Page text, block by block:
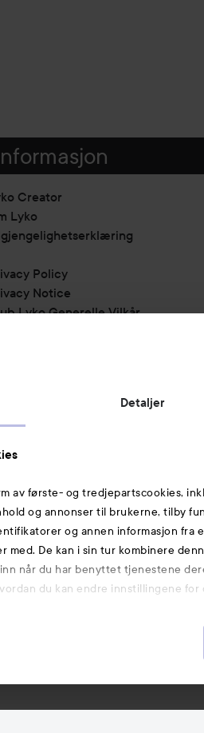
Detaljer
av første- og tredjepartscookies,
og annonser til brukerne, tilby
og annen informasjon fra
med. De kan i sin tur kombinere
når du har benyttet tjenestene
du kan endre innstillingene for
Creator
Lyko
Policy
Notice
Lyko Generelle Vilkår
Edwards Fragrances of the
av interesse